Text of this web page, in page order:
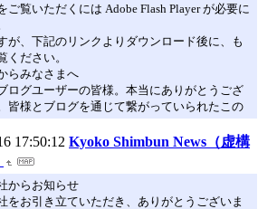
ご覧いただくには Adobe Flash Player が必要に
が、下記のリンクよりダウンロード後に、も
ください。
らみなさまへ
ログユーザーの皆様。本当にありがとうござ
皆様とブログを通じて繋がっていられたこの
17:50:12 Kyoko Shimbun News（虚構
からお知らせ
をお引き立ていただき、ありがとうございま